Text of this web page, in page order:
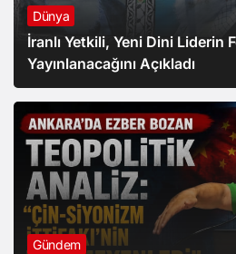
Dünya
İranlı Yetkili, Yeni Dini Liderin
Yayınlanacağını Açıkladı
Gündem